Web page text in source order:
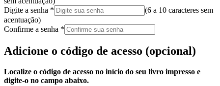
Digite a senha * (6 a 10 caracteres sem
acentuação)
Confirme a senha *
Adicione o código de acesso (opcional)
Localize o código de acesso no início do seu livro impresso e
digite-o no campo abaixo.